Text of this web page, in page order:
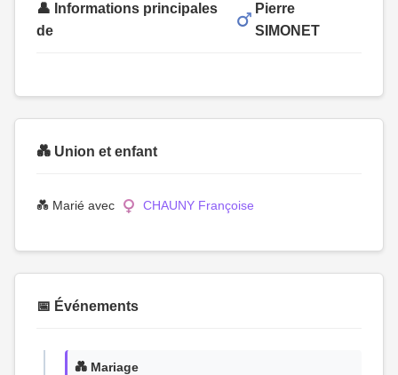
👤 Informations principales
de
Pierre
SIMONET
💑 Union et enfant
💑 Marié avec CHAUNY Françoise
📅 Événements
💑 Mariage